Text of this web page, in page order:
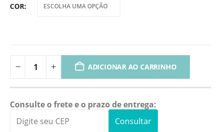
COR
ADICIONAR AO CARRINHO
Consulte o frete e o prazo de entrega:
Consultar